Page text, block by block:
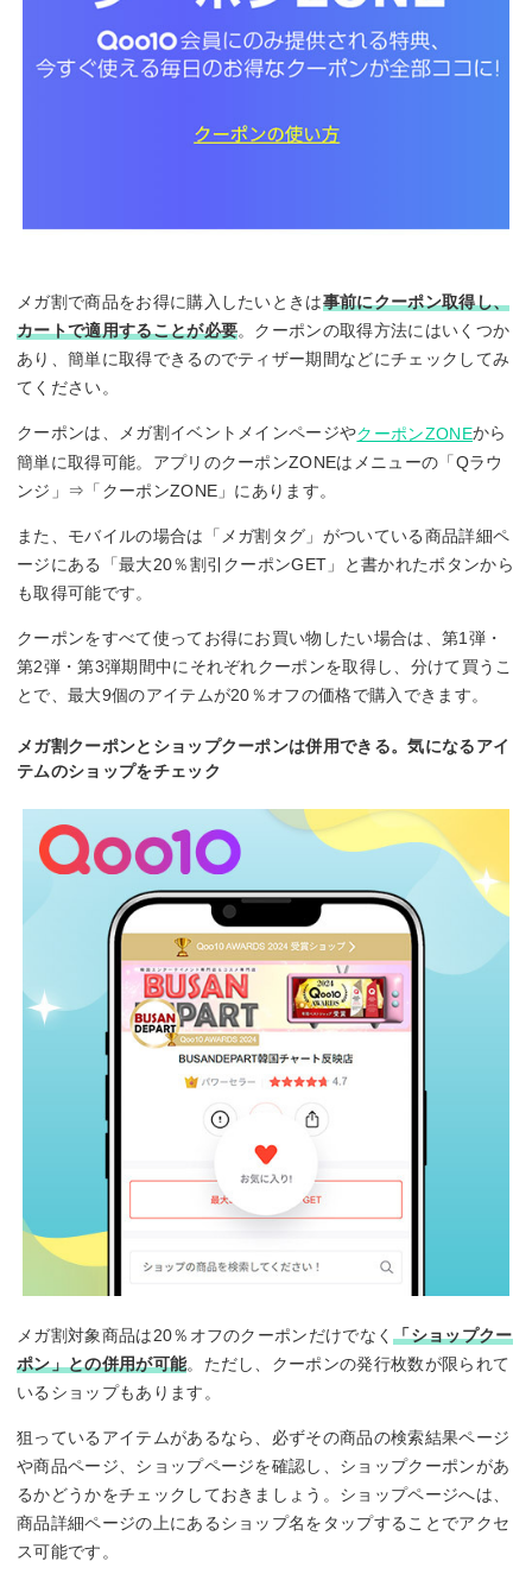
メガ割で商品をお得に購入したいときは事前にクーポン取得し、
カートで適用することが必要。クーポンの取得方法にはいくつか
あり、簡単に取得できるのでティザー期間などにチェックしてみ
てください。
クーポンは、メガ割イベントメインページやクーポンZONEから
簡単に取得可能。アプリのクーポンZONEはメニューの「Qラウ
ンジ」⇒「クーポンZONE」にあります。
また、モバイルの場合は「メガ割タグ」がついている商品詳細ペ
ージにある「最大20％割引クーポンGET」と書かれたボタンから
も取得可能です。
クーポンをすべて使ってお得にお買い物したい場合は、第1弾・
第2弾・第3弾期間中にそれぞれクーポンを取得し、分けて買うこ
とで、最大9個のアイテムが20％オフの価格で購入できます。
メガ割クーポンとショップクーポンは併用できる。気になるアイ
テムのショップをチェック
メガ割対象商品は20％オフのクーポンだけでなく「ショップクー
ポン」との併用が可能。ただし、クーポンの発行枚数が限られて
いるショップもあります。
狙っているアイテムがあるなら、必ずその商品の検索結果ページ
や商品ページ、ショップページを確認し、ショップクーポンがあ
るかどうかをチェックしておきましょう。ショップページへは、
商品詳細ページの上にあるショップ名をタップすることでアクセ
ス可能です。